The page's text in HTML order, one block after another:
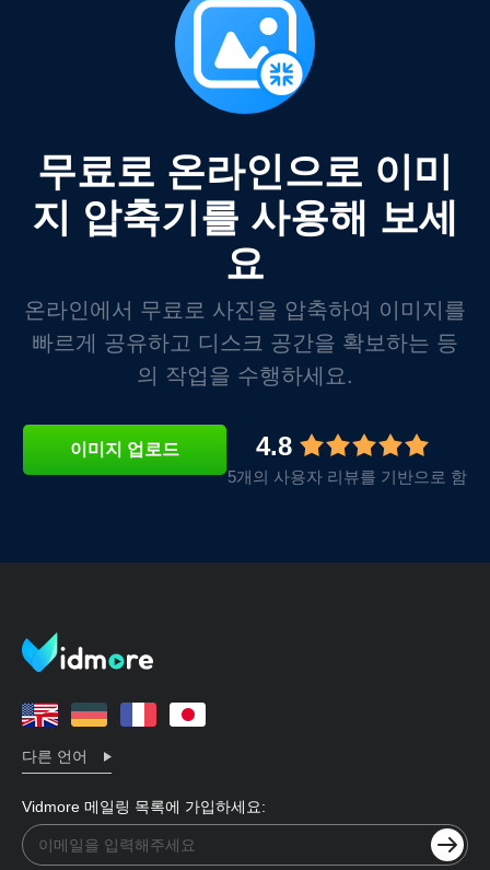
무료로 온라인으로 이미
지 압축기를 사용해 보세
요
온라인에서 무료로 사진을 압축하여 이미지를
빠르게 공유하고 디스크 공간을 확보하는 등
의 작업을 수행하세요.
이미지 업로드 4.8
5개의 사용자 리뷰를 기반으로 함
다른 언어
Vidmore 메일링 목록에 가입하세요: